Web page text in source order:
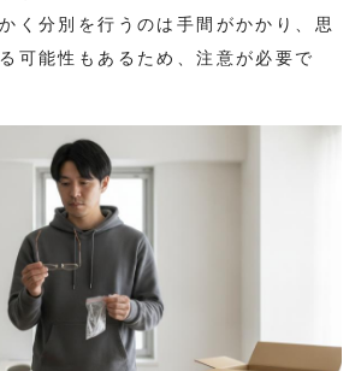
く分別を行うのは手間がかかり、思
可能性もあるため、注意が必要で